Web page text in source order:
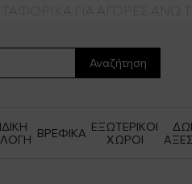
ΓΙΑ ΑΓΟΡΕΣ ΑΝΩ
Αναζήτηση
ΒΡΕΦΙΚΑ ΕΞΩΤΕΡΙΚΟΙ
ΧΩΡΟΙ